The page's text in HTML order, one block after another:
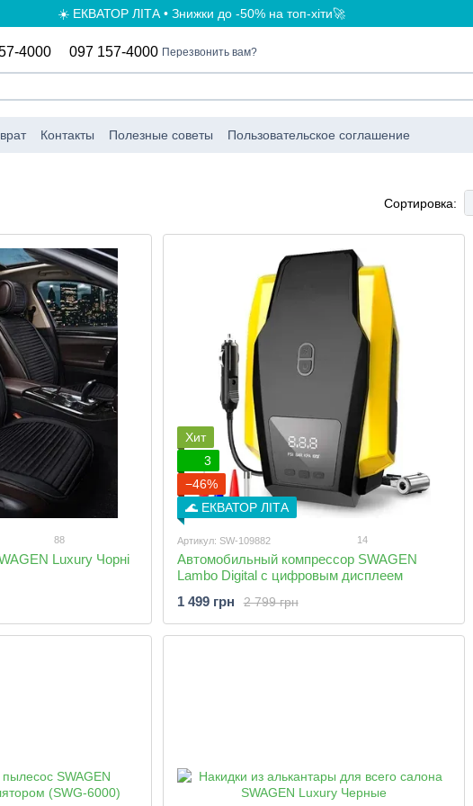
☀️ ЕКВАТОР ЛІТА • Знижки до -50% на топ-хіти🚀
4000 097 157-4000 Перезвонить вам?
Контакты Полезные советы
Пользовательское соглашение
Сортировка:
88
Luxury Чорні
Хит
3
−46%
🌊 ЕКВАТОР ЛІТА
Артикул: SW-109882 14
Автомобильный компрессор SWAGEN
Lambo Digital с цифровым дисплеем
2 799 грн
1 499 грн